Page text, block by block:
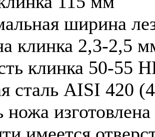
ширина
клинка 2,3-2,5
клинка 50-55
сталь AISI 420
ножа